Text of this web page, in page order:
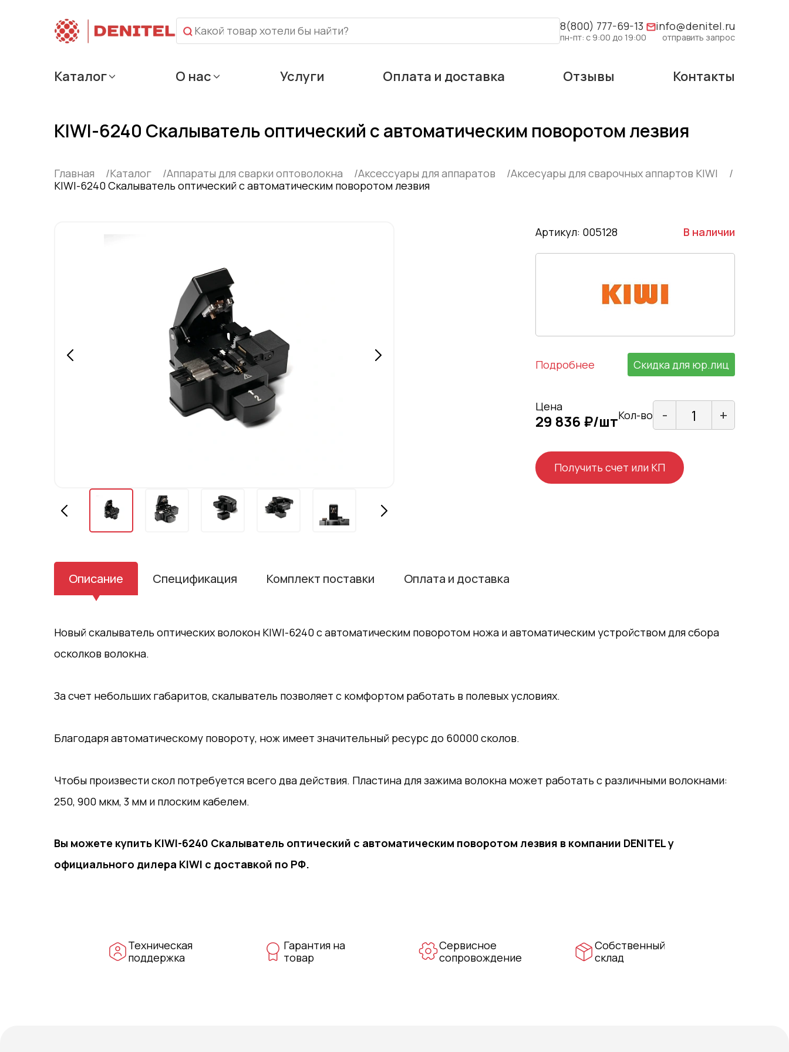
8(800) 777-69-13
пн-пт: с 9:00 до 19:00
info@denitel.ru
отправить запрос
Каталог О нас Услуги Оплата и доставка Отзывы Контакты
KIWI-6240 Скалыватель оптический c автоматическим поворотом лезвия
Главная Каталог Аппараты для сварки оптоволокна Аксессуары для аппаратов
Аксесуары для сварочных аппартов KIWI
KIWI-6240 Скалыватель оптический c автоматическим поворотом лезвия
Артикул: 005128 В наличии
Подробнее Скидка для юр.лиц
Цена
29 836 ₽/штКол-во - +
Получить счет или КП
Описание Спецификация Комплект поставки Оплата и доставка
Новый скалыватель оптических волокон KIWI-6240 с автоматическим поворотом ножа и автоматическим устройством для сбора
осколков волокна.
За счет небольших габаритов, скалыватель позволяет с комфортом работать в полевых условиях.
Благодаря автоматическому повороту, нож имеет значительный ресурс до 60000 сколов.
Чтобы произвести скол потребуется всего два действия. Пластина для зажима волокна может работать с различными волокнами:
250, 900 мкм, 3 мм и плоским кабелем.
Вы можете купить KIWI-6240 Скалыватель оптический c автоматическим поворотом лезвия в компании DENITEL у
официального дилера KIWI с доставкой по РФ.
Техническая
поддержка
Гарантия на
товар
Сервисное
сопровождение
Собственный
склад